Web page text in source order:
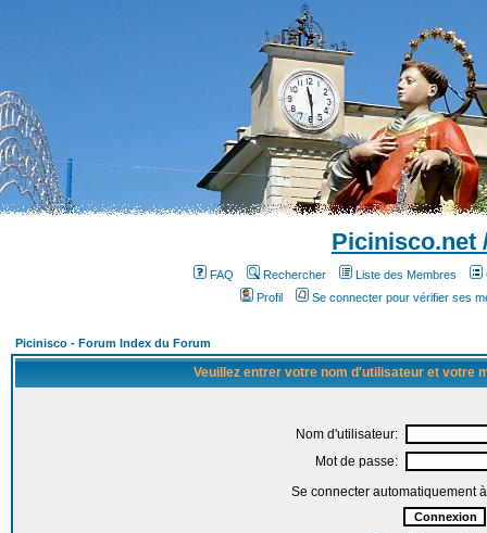
Picinisco.net
FAQ Rechercher Liste des Membres
Profil
Se connecter pour vérifier ses
Picinisco - Forum Index du Forum
Veuillez entrer votre nom d'utilisateur et votre
Nom d'utilisateur:
Mot de passe:
Se connecter automatiquement